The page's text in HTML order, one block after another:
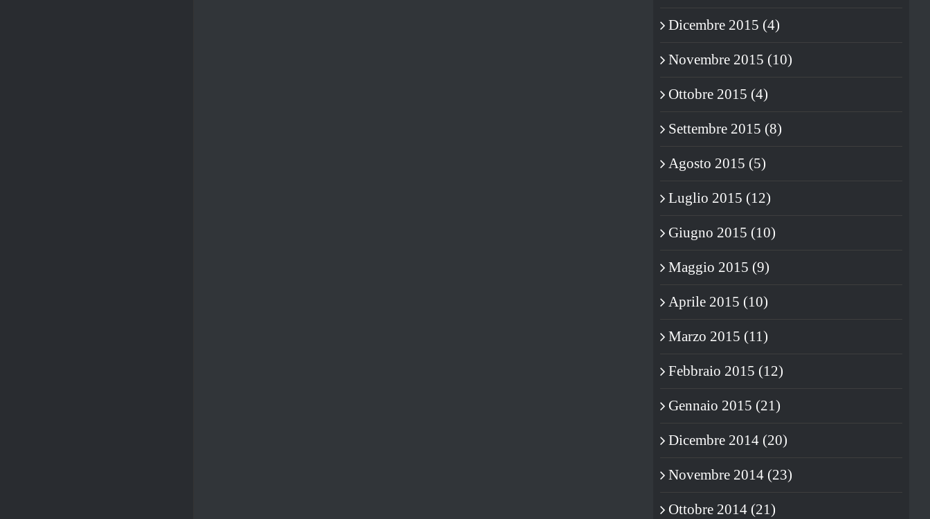
Dicembre 2015 (4)
Novembre 2015 (10)
Ottobre 2015 (4)
Settembre 2015 (8)
Agosto 2015 (5)
Luglio 2015 (12)
Giugno 2015 (10)
Maggio 2015 (9)
Aprile 2015 (10)
Marzo 2015 (11)
Febbraio 2015 (12)
Gennaio 2015 (21)
Dicembre 2014 (20)
Novembre 2014 (23)
Ottobre 2014 (21)